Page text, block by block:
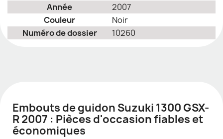
Année
2007
Couleur
Noir
Numéro de dossier
10260
Embouts de guidon Suzuki 1300 GSX-
R 2007 : Pièces d'occasion fiables et
économiques